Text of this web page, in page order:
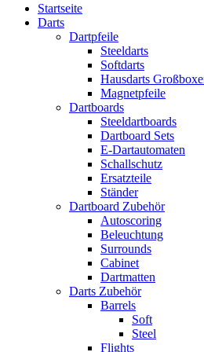
Startseite
Darts
Dartpfeile
Steeldarts
Softdarts
Hausdarts
Magnetpfeile
Dartboards
Steeldartboards
Dartboard Sets
E-Dartautomaten
Schallschutz
Ersatzteile
Ständer
Dartboard Zubehör
Autoscoring
Beleuchtung
Surrounds
Cabinet
Dartmatten
Darts Zubehör
Barrels
Soft
Steel
Flights